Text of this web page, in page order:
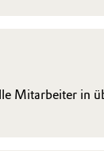
Mitarbeiter in